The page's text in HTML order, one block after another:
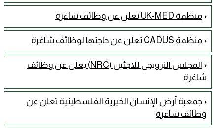
منظمة UK-MED تعلن عن وظائف شاغرة
منظمة CADUS تعلن عن حاجتها لوظائف شاغرة
المجلس النرويجي للاجئين (NRC) يعلن عن وظائف
شاغرة
جمعية أرض الإنسان الخيرية الفلسطينية تعلن عن
وظائف شاغرة